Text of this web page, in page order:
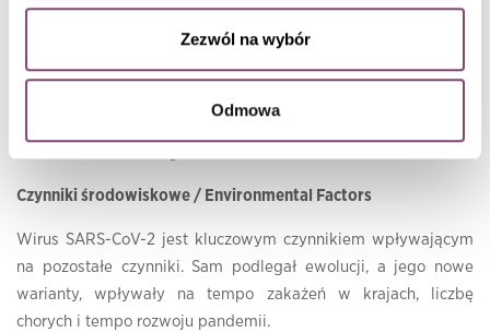
Zezwól na wybór
Odmowa
Organizacje muszą monitorować prawo pod kątem nowych
regulacji, które mogą mieć wpływ na świadczenie usług. Może
Czynniki środowiskowe / Environmental Factors
Wirus SARS-CoV-2 jest kluczowym czynnikiem wpływającym
na pozostałe czynniki. Sam podlegał ewolucji, a jego nowe
warianty, wpływały na tempo zakażeń w krajach, liczbę
chorych i tempo rozwoju pandemii.